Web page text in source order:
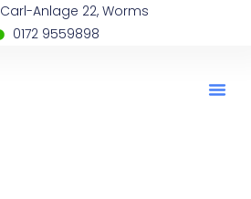
Anlage 22, Worms
0172 9559898